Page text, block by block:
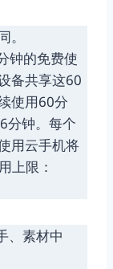
钟的免费使
备共享这60
使用60分
分钟。每个
用云手机将
上限：
、素材中